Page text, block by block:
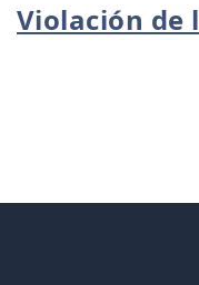
Violación de